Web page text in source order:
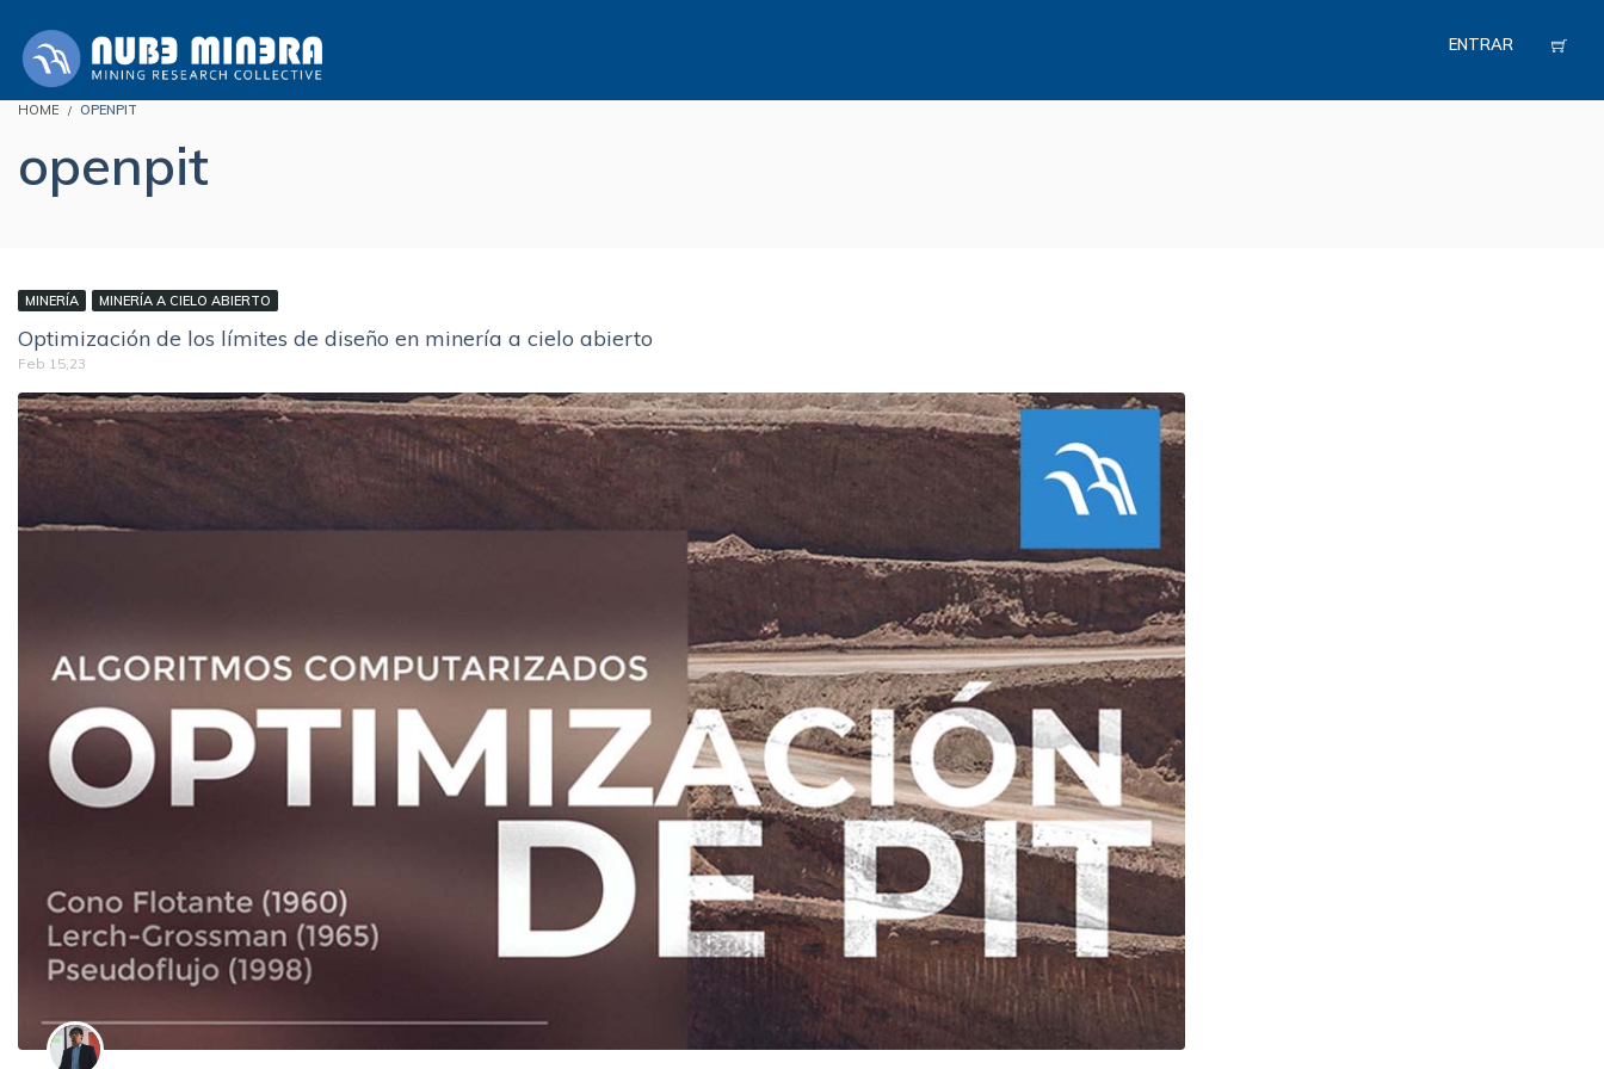
ENTRAR
HOME OPENPIT
openpit
MINERÍA MINERÍA A CIELO ABIERTO
Optimización de los límites de diseño en minería a cielo abierto
Feb 15,23